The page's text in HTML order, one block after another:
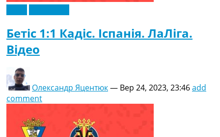
Бетіс 1:1 Кадіс. Іспанія. ЛаЛіга.
Відео
Олександр Яцентюк— Вер 24, 2023, 23:46add
comment